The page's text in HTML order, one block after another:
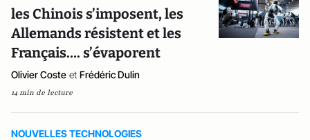
les Chinois s’imposent, les
Allemands résistent et les
Français…. s’évaporent
Olivier Coste et Frédéric Dulin
14 min de lecture
NOUVELLES TECHNOLOGIES